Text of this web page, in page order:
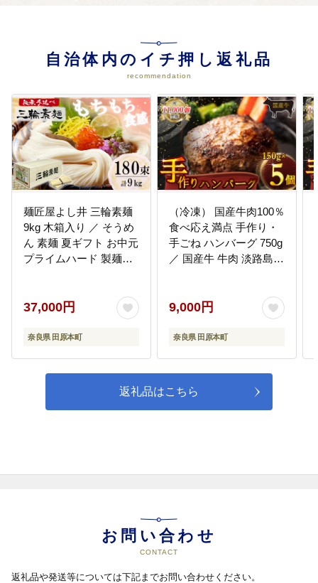
潤いや喜びを与える学びとスポー
ツのまちづくり
歴史文化資源の積極的な保存や活
スポーツに親しむきっかけづくり
に活用します。 魅力的な図書館蔵
書の充実に活用します。
05
安全で快適な暮らしを支えるまち
づくり
の整備に活用します。 自然環境の
保全や環境衛生に活用します。 防
災対策の強化や交通安全対策に活
用します。
賑わいと活力あふれるまちづくり
農作物のブランド化や生産基盤の
企業誘致に伴う雇用創出や地域産
自治体内のイチ押し返礼品
recommendation
麺匠屋よし井 三輪素麺
9kg 木箱入り ／ そうめ
ん 素麺 夏ギフト お中元
プライムハード 製麺技
37,000円
奈良県 田原本町
（冷凍） 国産牛肉100％
食べ応え満点 手作り・
手ごね ハンバーグ 750g
／ 国産牛 牛肉 淡路島産
贈答用 ギフト 奈良県 田
9,000円
奈良県 田原本町
返礼品はこちら
お問い合わせ
CONTACT
返礼品や発送等については下記までお問い合わせください。